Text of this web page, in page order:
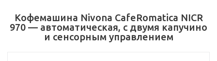
Кофемашина Nivona CafeRomatica NICR
970 — автоматическая, с двумя капучино
и сенсорным управлением